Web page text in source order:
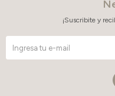
¡Suscribite y